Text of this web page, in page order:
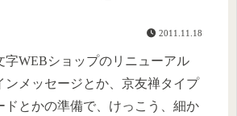
2011.11.18
字WEBショップのリニューアル
ンメッセージとか、京友禅タイプ
ドとかの準備で、けっこう、細か